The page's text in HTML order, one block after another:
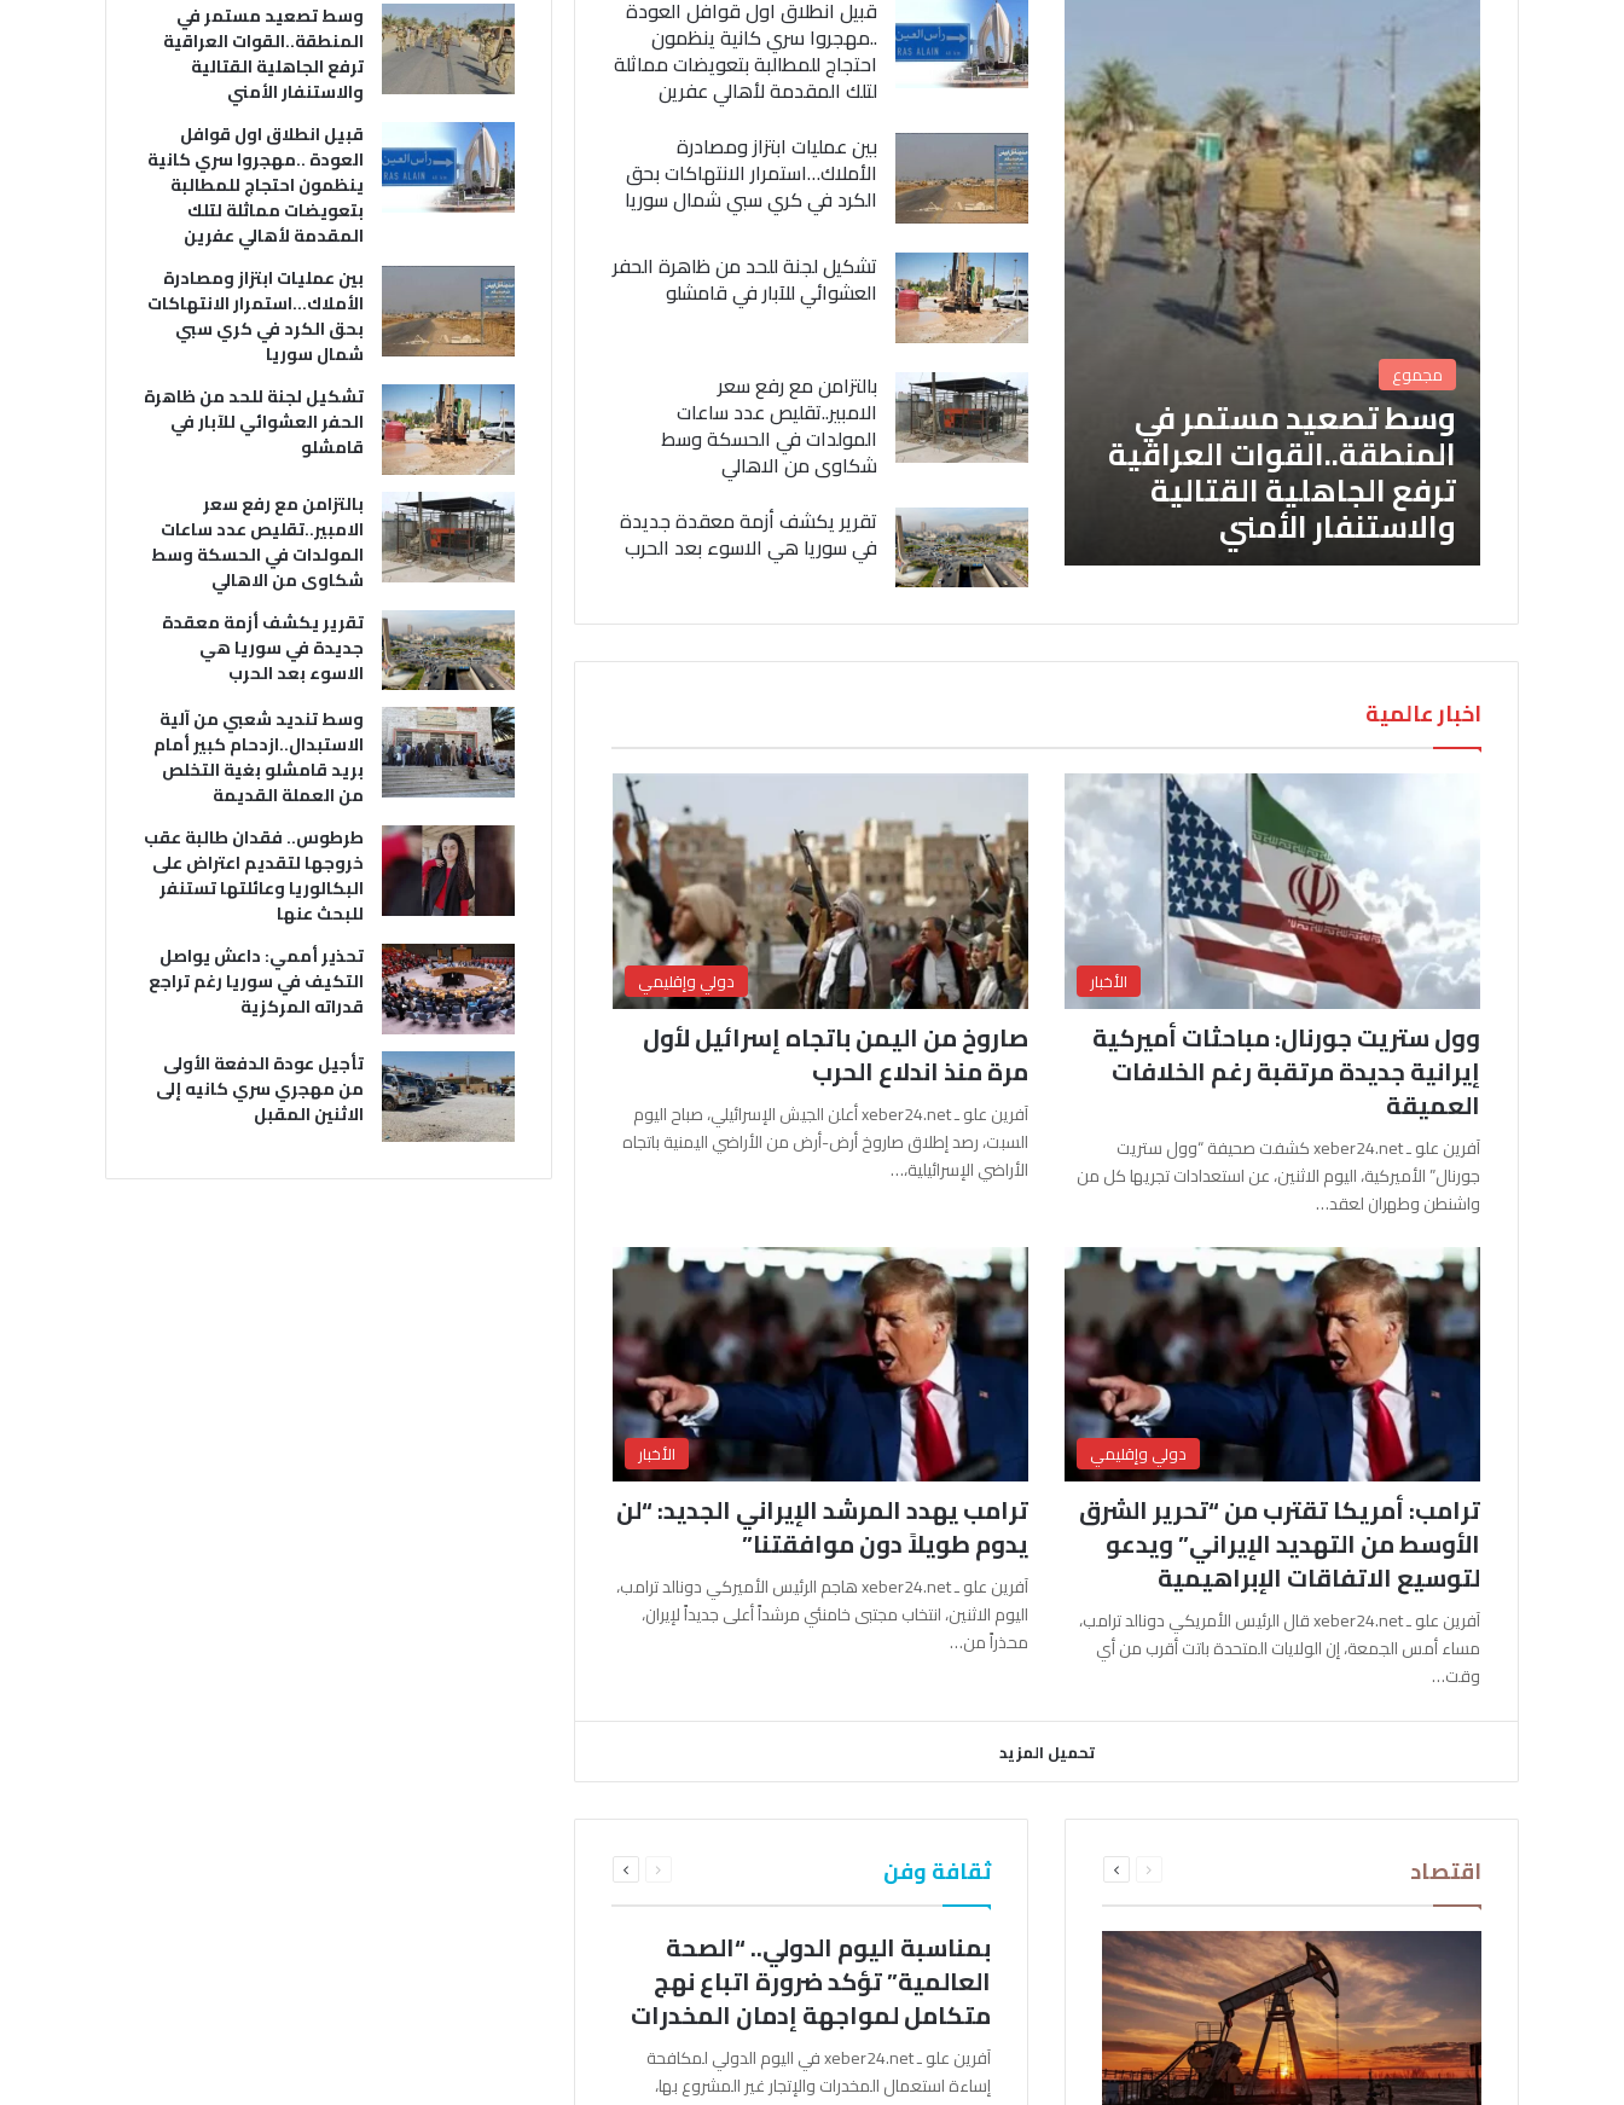
مجموع
وسط تصعيد مستمر في
المنطقة..القوات العراقية
ترفع الجاهلية القتالية
والاستنفار الأمني
قبيل انطلاق اول قوافل العودة
..مهجروا سري كانية ينظمون
احتجاج للمطالبة بتعويضات مماثلة
لتلك المقدمة لأهالي عفرين
بين عمليات ابتزاز ومصادرة
الأملاك…استمرار الانتهاكات بحق
الكرد في كري سبي شمال سوريا
تشكيل لجنة للحد من ظاهرة الحفر
العشوائي للآبار في قامشلو
بالتزامن مع رفع سعر
الامبير..تقليص عدد ساعات
المولدات في الحسكة وسط
شكاوى من الاهالي
تقرير يكشف أزمة معقدة جديدة
في سوريا هي الاسوء بعد الحرب
اخبار عالمية
الأخبار
وول ستريت جورنال: مباحثات أميركية
إيرانية جديدة مرتقبة رغم الخلافات
العميقة
آفرين علو ـ xeber24.net كشفت صحيفة “وول ستريت
جورنال” الأميركية، اليوم الاثنين، عن استعدادات تجريها كل من
واشنطن وطهران لعقد…
دولي وإقليمي
صاروخ من اليمن باتجاه إسرائيل لأول
مرة منذ اندلاع الحرب
آفرين علو ـ xeber24.net أعلن الجيش الإسرائيلي، صباح اليوم
السبت، رصد إطلاق صاروخ أرض-أرض من الأراضي اليمنية باتجاه
الأراضي الإسرائيلية،…
دولي وإقليمي
ترامب: أمريكا تقترب من “تحرير الشرق
الأوسط من التهديد الإيراني” ويدعو
لتوسيع الاتفاقات الإبراهيمية
آفرين علو ـ xeber24.net قال الرئيس الأمريكي دونالد ترامب،
مساء أمس الجمعة، إن الولايات المتحدة باتت أقرب من أي
وقت…
الأخبار
ترامب يهدد المرشد الإيراني الجديد: “لن
يدوم طويلاً دون موافقتنا”
آفرين علو ـ xeber24.net هاجم الرئيس الأميركي دونالد ترامب،
اليوم الاثنين، انتخاب مجتبى خامنئي مرشداً أعلى جديداً لإيران،
محذراً من…
تحميل المزيد
اقتصاد الصفحةالصفحة
ثقافة وفن الصفحةالصفحة
بمناسبة اليوم الدولي.. “الصحة
العالمية” تؤكد ضرورة اتباع نهج
متكامل لمواجهة إدمان المخدرات
آفرين علو ـ xeber24.net في اليوم الدولي لمكافحة
إساءة استعمال المخدرات والإتجار غير المشروع بها،
وسط تصعيد مستمر في
المنطقة..القوات العراقية
ترفع الجاهلية القتالية
والاستنفار الأمني
قبيل انطلاق اول قوافل
العودة ..مهجروا سري كانية
ينظمون احتجاج للمطالبة
بتعويضات مماثلة لتلك
المقدمة لأهالي عفرين
بين عمليات ابتزاز ومصادرة
الأملاك…استمرار الانتهاكات
بحق الكرد في كري سبي
شمال سوريا
تشكيل لجنة للحد من ظاهرة
الحفر العشوائي للآبار في
قامشلو
بالتزامن مع رفع سعر
الامبير..تقليص عدد ساعات
المولدات في الحسكة وسط
شكاوى من الاهالي
تقرير يكشف أزمة معقدة
جديدة في سوريا هي
الاسوء بعد الحرب
وسط تنديد شعبي من آلية
الاستبدال..ازدحام كبير أمام
بريد قامشلو بغية التخلص
من العملة القديمة
طرطوس.. فقدان طالبة عقب
خروجها لتقديم اعتراض على
البكالوريا وعائلتها تستنفر
للبحث عنها
تحذير أممي: داعش يواصل
التكيف في سوريا رغم تراجع
قدراته المركزية
تأجيل عودة الدفعة الأولى
من مهجري سري كانيه إلى
الاثنين المقبل